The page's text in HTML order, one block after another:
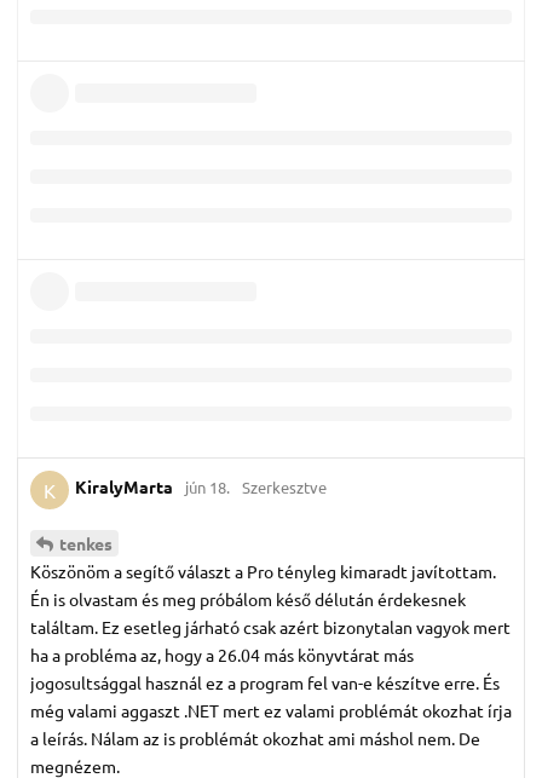
K KiralyMarta jún 18. Szerkesztve
tenkes
Köszönöm a segítő választ a Pro tényleg kimaradt javítottam.
Én is olvastam és meg próbálom késő délután érdekesnek
találtam. Ez esetleg járható csak azért bizonytalan vagyok mert
ha a probléma az, hogy a 26.04 más könyvtárat más
jogosultsággal használ ez a program fel van-e készítve erre. És
még valami aggaszt .NET mert ez valami problémát okozhat írja
a leírás. Nálam az is problémát okozhat ami máshol nem. De
megnézem.